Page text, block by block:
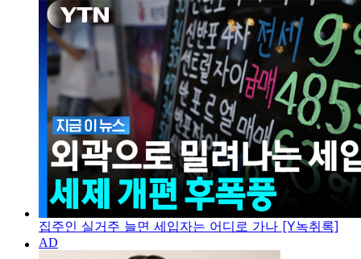
집주인 실거주 늘면 세입자는 어디로 가나 [Y녹취록]